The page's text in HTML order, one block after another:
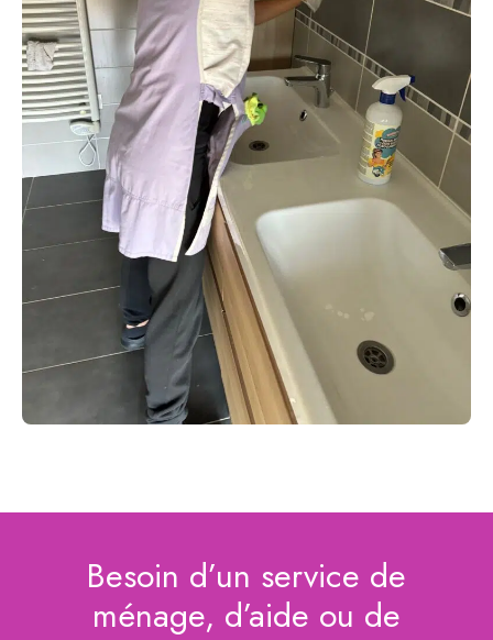
Besoin d’un service de
ménage, d’aide ou de